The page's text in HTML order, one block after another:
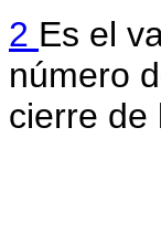
2 Es el
número
cierre de